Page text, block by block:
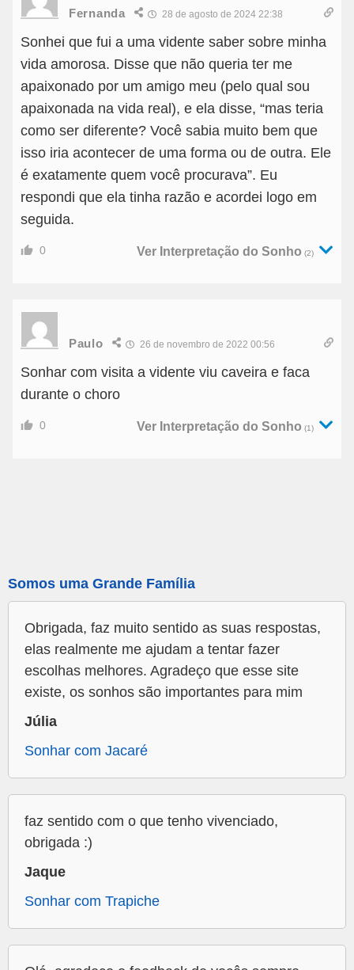
Fernanda 28 de agosto de 2024 22:38
Sonhei que fui a uma vidente saber sobre minha
vida amorosa. Disse que não queria ter me
apaixonado por um amigo meu (pelo qual sou
apaixonada na vida real), e ela disse, “mas teria
como ser diferente? Você sabia muito bem que
isso iria acontecer de uma forma ou de outra. Ele
é exatamente quem você procurava”. Eu
respondi que ela tinha razão e acordei logo em
seguida.
0 Ver Interpretação do Sonho (2)
Paulo 26 de novembro de 2022 00:56
Sonhar com visita a vidente viu caveira e faca
durante o choro
0 Ver Interpretação do Sonho (1)
Somos uma Grande Família
Obrigada, faz muito sentido as suas respostas,
elas realmente me ajudam a tentar fazer
escolhas melhores. Agradeço que esse site
existe, os sonhos são importantes para mim
Júlia
Sonhar com Jacaré
faz sentido com o que tenho vivenciado,
obrigada :)
Jaque
Sonhar com Trapiche